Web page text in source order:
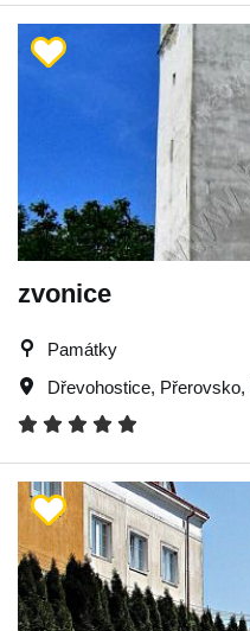
zvonice
Památky
Dřevohostice, Přerovsko,